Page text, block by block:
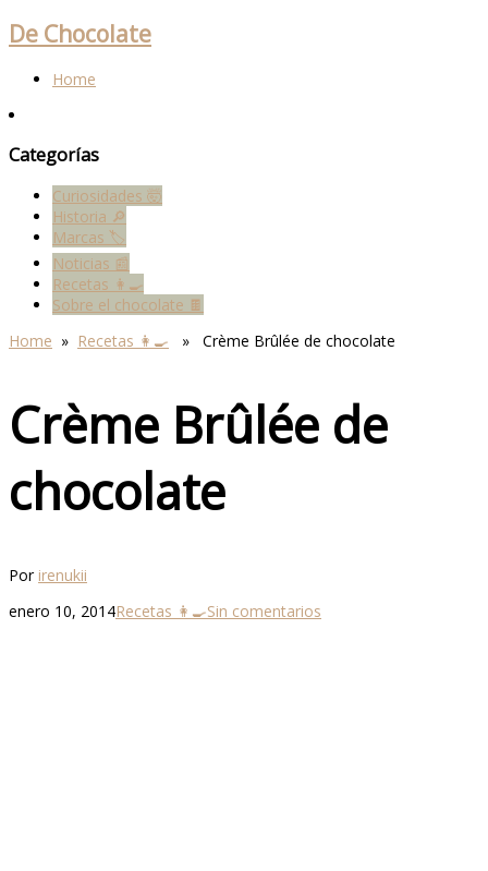
De Chocolate
Home
Categorías
Curiosidades 🤯
Historia 🔎
Marcas 🏷
Noticias 📰
Recetas 👩‍🍳
Sobre el chocolate 🍫
Home » Recetas 👩‍🍳 » Crème Brûlée de chocolate
Crème Brûlée de
chocolate
Por irenukii
enero 10, 2014Recetas 👩‍🍳Sin comentarios